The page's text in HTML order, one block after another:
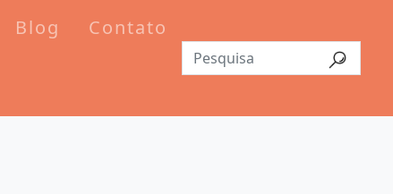
Blog Contato